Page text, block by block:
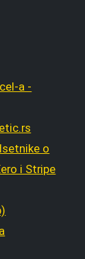
a -
o
i Stripe